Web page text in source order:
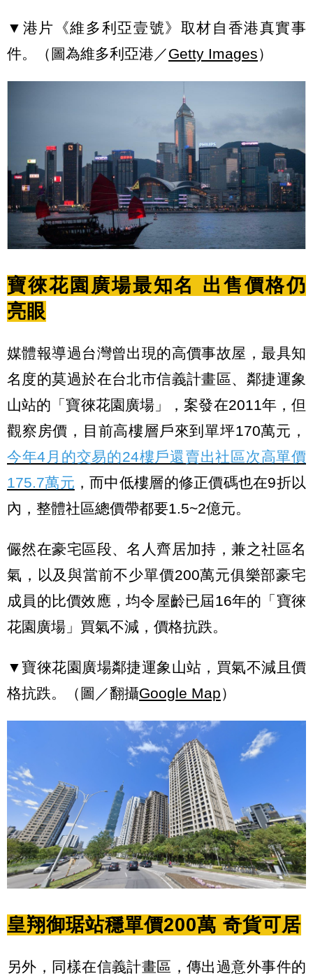
▼港片《維多利亞壹號》取材自香港真實事
件。（圖為維多利亞港／Getty Images）
寶徠花園廣場最知名 出售價格仍
亮眼
媒體報導過台灣曾出現的高價事故屋，最具知
名度的莫過於在台北市信義計畫區、鄰捷運象
山站的「寶徠花園廣場」，案發在2011年，但
觀察房價，目前高樓層戶來到單坪170萬元，
今年4月的交易的24樓戶還賣出社區次高單價
175.7萬元 ，而中低樓層的修正價碼也在9折以
內，整體社區總價帶都要1.5~2億元。
儼然在豪宅區段、名人齊居加持，兼之社區名
氣，以及與當前不少單價200萬元俱樂部豪宅
成員的比價效應，均令屋齡已屆16年的「寶徠
花園廣場」買氣不減，價格抗跌。
▼寶徠花園廣場鄰捷運象山站，買氣不減且價
格抗跌。（圖／翻攝Google Map）
皇翔御琚站穩單價200萬 奇貨可居
另外，同樣在信義計畫區，傳出過意外事件的